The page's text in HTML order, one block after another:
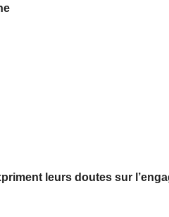
leurs doutes sur